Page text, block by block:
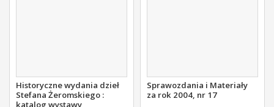
Historyczne wydania dzieł
Stefana Żeromskiego :
katalog wystawy
Sprawozdania i Materiały
za rok 2004, nr 17